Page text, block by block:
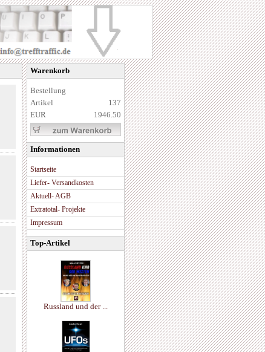
Warenkorb
Bestellung
Artikel
137
EUR
1946.50
Informationen
Startseite
Liefer- Versandkosten
Aktuell- AGB
Extratotal- Projekte
Impressum
Top-Artikel
Russland und der ...